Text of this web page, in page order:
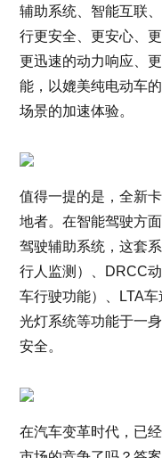
辅助系统、智能互联
行更安全、更安心、
更迅速的动力响应、
能，以媲美纯电动车
场景的加速体验。
值得一提的是，全新
地者。在智能驾驶方
驾驶辅助系统，这套
行人监测）、DRCC
车行驶功能）、LTA
光灯系统等功能于一
安全。
在汽车变革时代，已